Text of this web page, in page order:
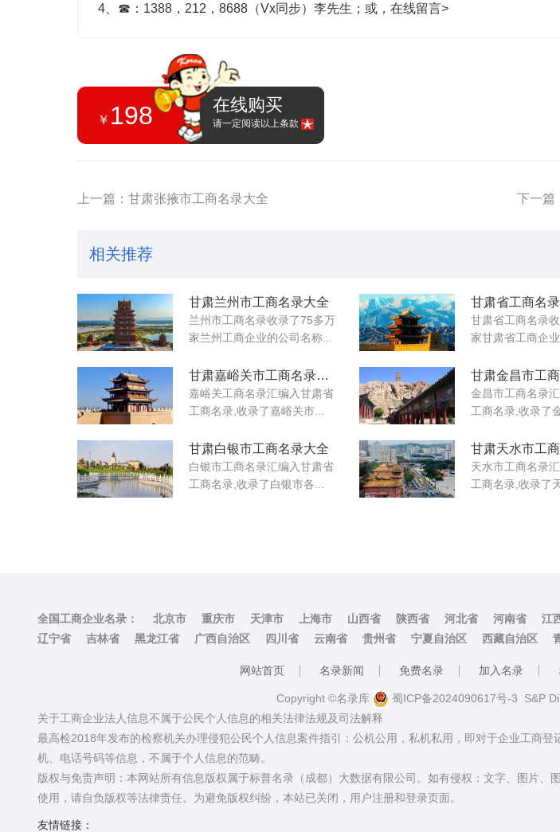
4、 ☎ ：1388，212，8688（Vx同步）李先生；或， 在线留言>
￥ 198 在线购买
请一定阅读以上条款
上一篇：甘肃张掖市工商名录大全 下一篇
相关推荐
甘肃兰州市工商名录大全
兰州市工商名录收录了75多万
家兰州工商企业的公司名称...
甘肃省工商名
甘肃省工商名录
家甘肃省工商企业
甘肃嘉峪关市工商名录大全
嘉峪关工商名录汇编入甘肃省
工商名录,收录了嘉峪关市...
甘肃金昌市工
金昌市工商名录
工商名录,收录了
甘肃白银市工商名录大全
白银市工商名录汇编入甘肃省
工商名录,收录了白银市各...
甘肃天水市工
天水市工商名录
工商名录,收录了
全国工商企业名录： 北京市 重庆市 天津市 上海市 山西省 陕西省 河北省 河南省 江
辽宁省
吉林省 黑龙江省 广西自治区 四川省 云南省 贵州省 宁夏自治区 西藏自治区
网站首页 名录新闻 免费名录 加入名录
Copyright ©名录库 蜀ICP备2024090617号-3 S&P
关于工商企业法人信息不属于公民个人信息的相关法律法规及司法解释
最高检2018年发布的检察机关办理侵犯公民个人信息案件指引：公机公用，私机私用，即对于企业工商
机、电话号码等信息，不属于个人信息的范畴。
版权与免责声明：本网站所有信息版权属于标普名录（成都）大数据有限公司。如有侵权：文字、图片
使用，请自负版权等法律责任。为避免版权纠纷，本站已关闭，用户注册和登录页面。
友情链接：